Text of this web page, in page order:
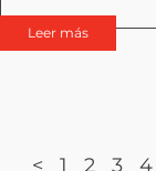
Leer más
< 1 2 3 4